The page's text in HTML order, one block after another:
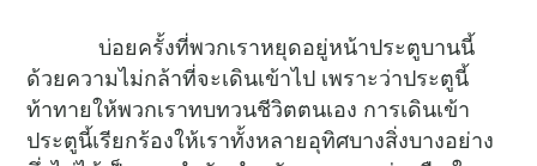
บ่อยครั้งที่พวกเราหยุดอยู่หน้าประตูบานนี้
ด้วยความไม่กล้าที่จะเดินเข้าไป เพราะว่าประตูนี้
ท้าทายให้พวกเราทบทวนชีวิตตนเอง การเดินเข้า
ประตูนี้เรียกร้องให้เราทั้งหลายอุทิศบางสิ่งบางอย่าง